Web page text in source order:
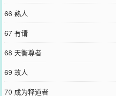
66 熟人
67 有请
68 天衡尊者
69 故人
70 成为释道者